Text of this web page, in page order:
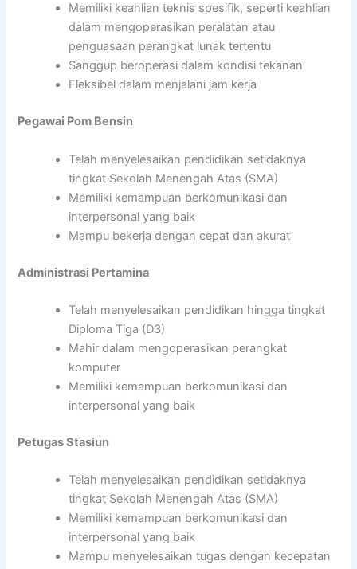
Memiliki keahlian teknis spesifik, seperti keahlian
dalam mengoperasikan peralatan atau
penguasaan perangkat lunak tertentu
Sanggup beroperasi dalam kondisi tekanan
Fleksibel dalam menjalani jam kerja
Pegawai Pom Bensin
Telah menyelesaikan pendidikan setidaknya
tingkat Sekolah Menengah Atas (SMA)
Memiliki kemampuan berkomunikasi dan
interpersonal yang baik
Mampu bekerja dengan cepat dan akurat
Administrasi Pertamina
Telah menyelesaikan pendidikan hingga tingkat
Diploma Tiga (D3)
Mahir dalam mengoperasikan perangkat
komputer
Memiliki kemampuan berkomunikasi dan
interpersonal yang baik
Petugas Stasiun
Telah menyelesaikan pendidikan setidaknya
tingkat Sekolah Menengah Atas (SMA)
Memiliki kemampuan berkomunikasi dan
interpersonal yang baik
Mampu menyelesaikan tugas dengan kecepatan